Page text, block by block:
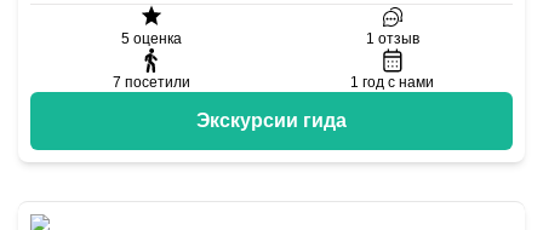
5оценка 1 отзыв
7 посетили 1 год с нами
Экскурсии гида